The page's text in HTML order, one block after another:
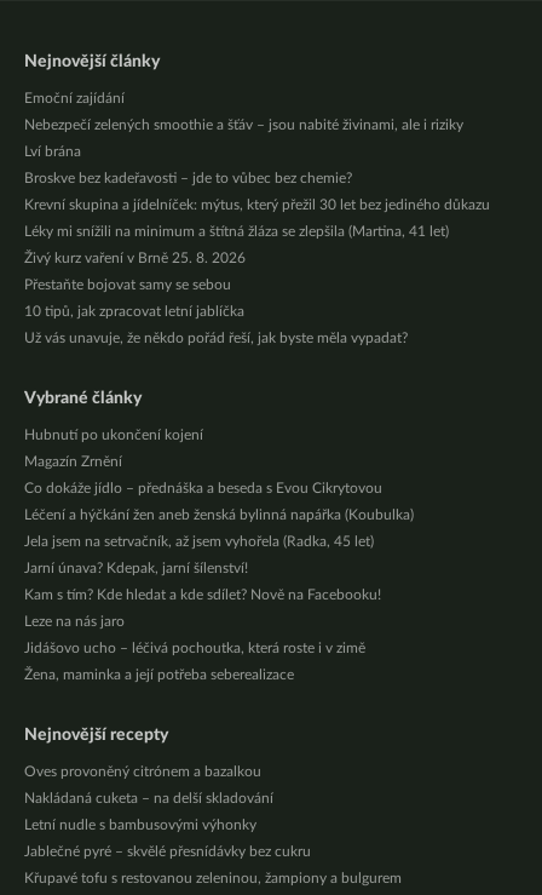
Nejnovější články
Emoční zajídání
Nebezpečí zelených smoothie a šťáv – jsou nabité živinami, ale i riziky
Lví brána
Broskve bez kadeřavosti – jde to vůbec bez chemie?
Krevní skupina a jídelníček: mýtus, který přežil 30 let bez jediného důkazu
Léky mi snížili na minimum a štítná žláza se zlepšila (Martina, 41 let)
Živý kurz vaření v Brně 25. 8. 2026
Přestaňte bojovat samy se sebou
10 tipů, jak zpracovat letní jablíčka
Už vás unavuje, že někdo pořád řeší, jak byste měla vypadat?
Vybrané články
Hubnutí po ukončení kojení
Magazín Zrnění
Co dokáže jídlo – přednáška a beseda s Evou Cikrytovou
Léčení a hýčkání žen aneb ženská bylinná napářka (Koubulka)
Jela jsem na setrvačník, až jsem vyhořela (Radka, 45 let)
Jarní únava? Kdepak, jarní šílenství!
Kam s tím? Kde hledat a kde sdílet? Nově na Facebooku!
Leze na nás jaro
Jidášovo ucho – léčivá pochoutka, která roste i v zimě
Žena, maminka a její potřeba seberealizace
Nejnovější recepty
Oves provoněný citrónem a bazalkou
Nakládaná cuketa – na delší skladování
Letní nudle s bambusovými výhonky
Jablečné pyré – skvělé přesnídávky bez cukru
Křupavé tofu s restovanou zeleninou, žampiony a bulgurem